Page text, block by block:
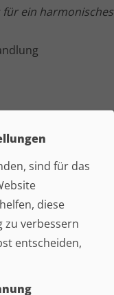
für ein harmonisches
Ihren Vorstellungen
sind für das
diese
zu verbessern
entscheiden,